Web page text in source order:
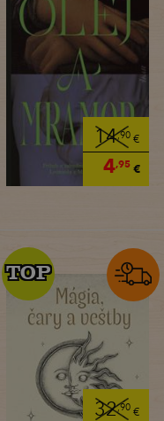
14,90€
4,95€
32,90€
TOP
TOP